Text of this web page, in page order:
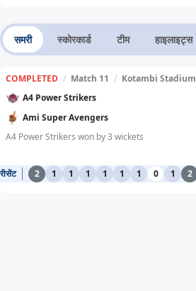
समरी स्कोरकार्ड टीम हाइलाइट्स
COMPLETED / Match 11 / Kotambi Stadium
A4 Power Strikers
Ami Super Avengers
A4 Power Strikers won by 3 wickets
रीसेंट 2 1 1 1 1 1 1 0 1 2